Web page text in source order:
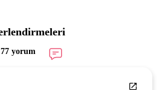
77 yorum